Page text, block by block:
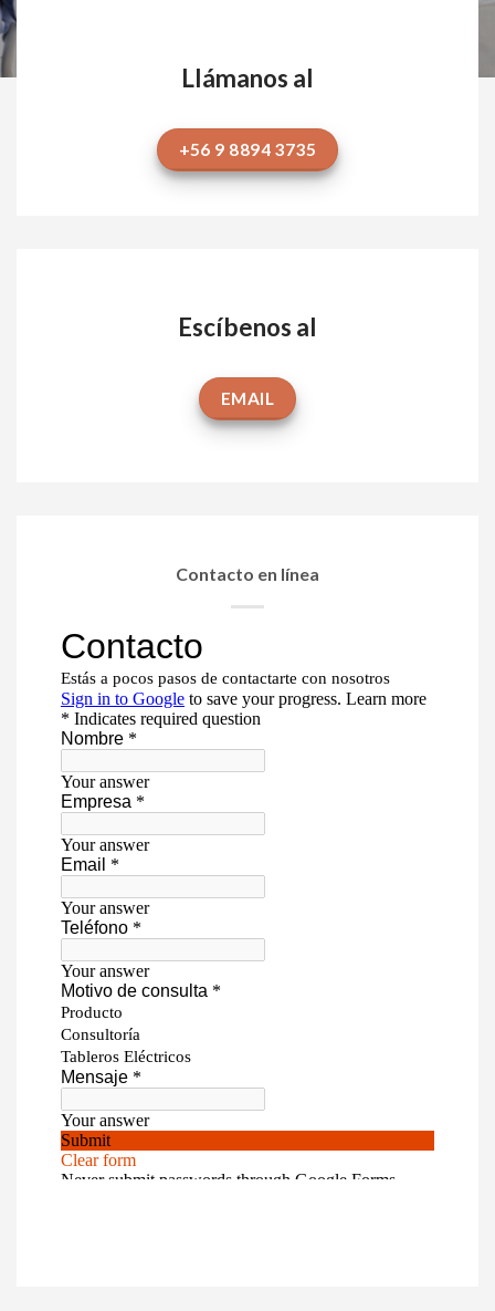
Llámanos al
+56 9 8894 3735
Escíbenos al
EMAIL
Contacto en línea